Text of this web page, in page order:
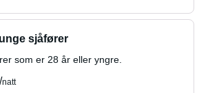
sjåfører
som er 28 år eller yngre.
natt